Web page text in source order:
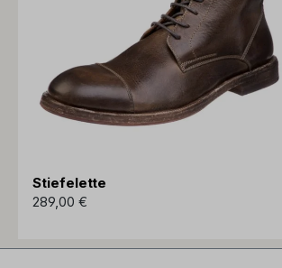
Stiefelette
289,00 €